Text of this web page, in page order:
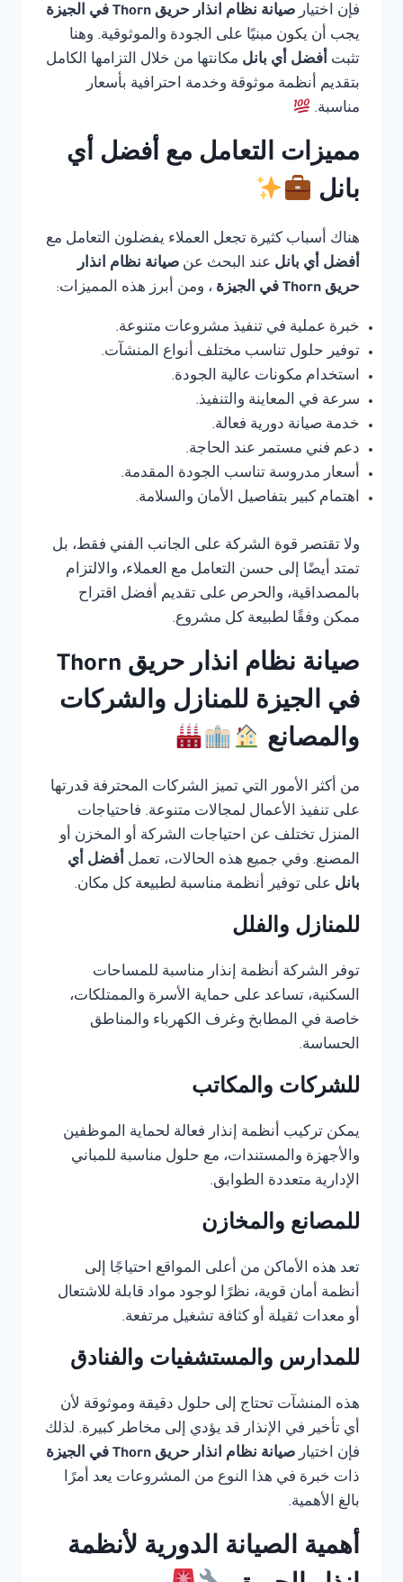
فإن اختيار صيانة نظام انذار حريق Thorn في الجيزة
يجب أن يكون مبنيًا على الجودة والموثوقية. وهنا
تثبت أفضل أي بانل مكانتها من خلال التزامها الكامل
بتقديم أنظمة موثوقة وخدمة احترافية بأسعار
مناسبة.
مميزات التعامل مع أفضل أي
بانل
هناك أسباب كثيرة تجعل العملاء يفضلون التعامل مع
أفضل أي بانل عند البحث عن صيانة نظام انذار
حريق Thorn في الجيزة
، ومن أبرز هذه المميزات:
خبرة عملية في تنفيذ مشروعات متنوعة.
توفير حلول تناسب مختلف أنواع المنشآت.
استخدام مكونات عالية الجودة.
سرعة في المعاينة والتنفيذ.
خدمة صيانة دورية فعالة.
دعم فني مستمر عند الحاجة.
أسعار مدروسة تناسب الجودة المقدمة.
اهتمام كبير بتفاصيل الأمان والسلامة.
ولا تقتصر قوة الشركة على الجانب الفني فقط، بل
تمتد أيضًا إلى حسن التعامل مع العملاء، والالتزام
بالمصداقية، والحرص على تقديم أفضل اقتراح
ممكن وفقًا لطبيعة كل مشروع.
صيانة نظام انذار حريق Thorn
في الجيزة للمنازل والشركات
والمصانع
من أكثر الأمور التي تميز الشركات المحترفة قدرتها
على تنفيذ الأعمال لمجالات متنوعة. فاحتياجات
المنزل تختلف عن احتياجات الشركة أو المخزن أو
المصنع. وفي جميع هذه الحالات، تعمل أفضل أي
بانل على توفير أنظمة مناسبة لطبيعة كل مكان.
للمنازل والفلل
توفر الشركة أنظمة إنذار مناسبة للمساحات
السكنية، تساعد على حماية الأسرة والممتلكات،
خاصة في المطابخ وغرف الكهرباء والمناطق
الحساسة.
للشركات والمكاتب
يمكن تركيب أنظمة إنذار فعالة لحماية الموظفين
والأجهزة والمستندات، مع حلول مناسبة للمباني
الإدارية متعددة الطوابق.
للمصانع والمخازن
تعد هذه الأماكن من أعلى المواقع احتياجًا إلى
أنظمة أمان قوية، نظرًا لوجود مواد قابلة للاشتعال
أو معدات ثقيلة أو كثافة تشغيل مرتفعة.
للمدارس والمستشفيات والفنادق
هذه المنشآت تحتاج إلى حلول دقيقة وموثوقة لأن
أي تأخير في الإنذار قد يؤدي إلى مخاطر كبيرة. لذلك
فإن اختيار صيانة نظام انذار حريق Thorn في الجيزة
ذات خبرة في هذا النوع من المشروعات يعد أمرًا
بالغ الأهمية.
أهمية الصيانة الدورية لأنظمة